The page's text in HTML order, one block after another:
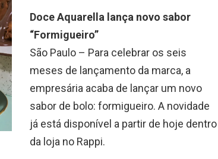
Doce Aquarella lança novo sabor
“Formigueiro”
São Paulo – Para celebrar os seis
meses de lançamento da marca, a
empresária acaba de lançar um novo
sabor de bolo: formigueiro. A novidade
já está disponível a partir de hoje dentro
da loja no Rappi.